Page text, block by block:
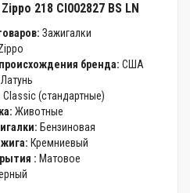
218 CI002827 BS LN
Зажигалки
бренда: США
Латунь
Classic (стандартные)
Животные
Бензиновая
Кремниевый
: Матовое